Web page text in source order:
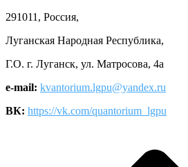
291011, Россия,
Луганская Народная Республика,
Г.О. г. Луганск, ул. Матросова, 4а
e-mail: kvantorium.lgpu@yandex.ru
ВК: https://vk.com/quantorium_lgpu